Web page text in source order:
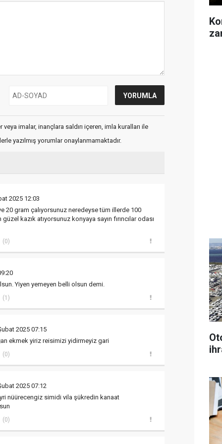
imalar, inançlara saldırı içeren, imla kuralları ile
yazılmış yorumlar onaylanmamaktadır.
2025 12:03
20 gram çalıyorsunuz neredeyse tüm illerde 100
kazık atıyorsunuz konyaya sayın fırıncılar odası
(0)
Yiyen yemeyen belli olsun demi.
(1)
2025 07:15
ekmek yiriz reisimizi yidirmeyiz gari
(0)
2025 07:12
nüürecengiz simidi vila şükredin kanaat
(0)